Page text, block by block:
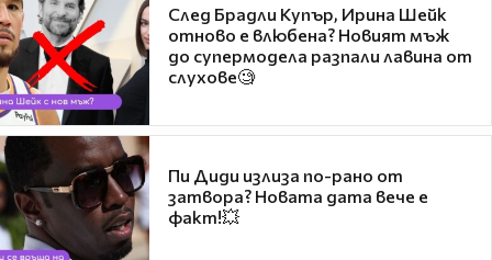
След Брадли Купър, Ирина Шейк
отново е влюбена? Новият мъж
до супермодела разпали лавина от
слухове🧐
Пи Диди излиза по-рано от
затвора? Новата дата вече е
факт!💥